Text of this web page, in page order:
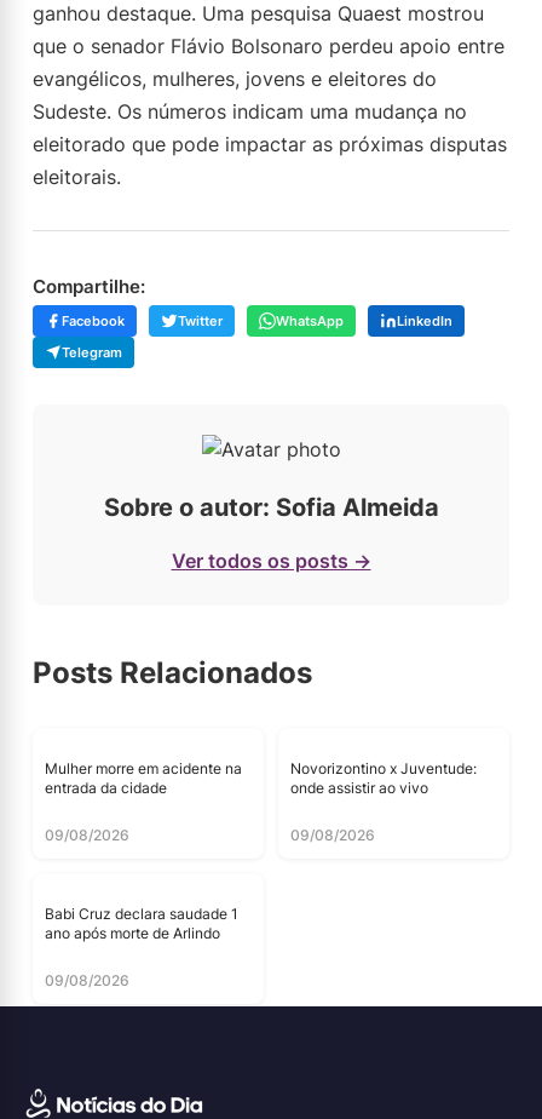
ganhou destaque. Uma pesquisa Quaest mostrou
que o senador Flávio Bolsonaro perdeu apoio entre
evangélicos, mulheres, jovens e eleitores do
Sudeste. Os números indicam uma mudança no
eleitorado que pode impactar as próximas disputas
eleitorais.
Compartilhe:
Facebook Twitter WhatsApp
LinkedIn
Telegram
Sobre o autor: Sofia Almeida
Ver todos os posts →
Posts Relacionados
Mulher morre em acidente na
entrada da cidade
09/08/2026
Novorizontino x Juventude:
onde assistir ao vivo
09/08/2026
Babi Cruz declara saudade 1
ano após morte de Arlindo
09/08/2026